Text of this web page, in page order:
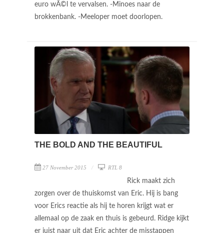
euro wÃ©l te vervalsen. -Minoes naar de
brokkenbank. -Meeloper moet doorlopen.
THE BOLD AND THE BEAUTIFUL
27 November 2015 RTL 8
Rick maakt zich
zorgen over de thuiskomst van Eric. Hij is bang
voor Erics reactie als hij te horen krijgt wat er
allemaal op de zaak en thuis is gebeurd. Ridge kijkt
er juist naar uit dat Eric achter de misstappen